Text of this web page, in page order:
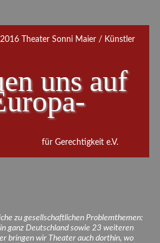
uns auf
zu gesellschaftlichen Problemthemen:
ganz Deutschland sowie 23 weiteren
bringen wir Theater auch dorthin, wo
Theater Sonni Maier / Künstler
für Gerechtigkeit e.V.